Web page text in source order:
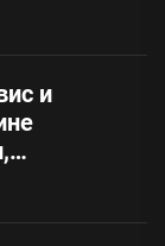
и
года